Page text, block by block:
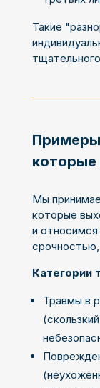
Такие
Примеры
Мы
которые
и
Категории
Травмы в